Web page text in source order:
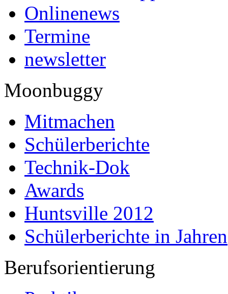
Onlinenews
Termine
newsletter
Moonbuggy
Mitmachen
Schülerberichte
Technik-Dok
Awards
Huntsville 2012
Schülerberichte in Jahren
Berufsorientierung